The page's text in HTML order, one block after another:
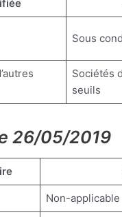
Sous
Sociétés
seuils
26/05/2019
Non-applicable